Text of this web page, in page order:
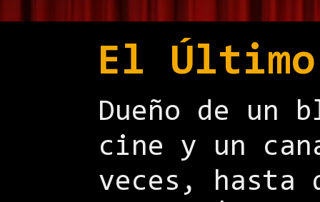
El
Dueño de un
cine y un
veces, hasta